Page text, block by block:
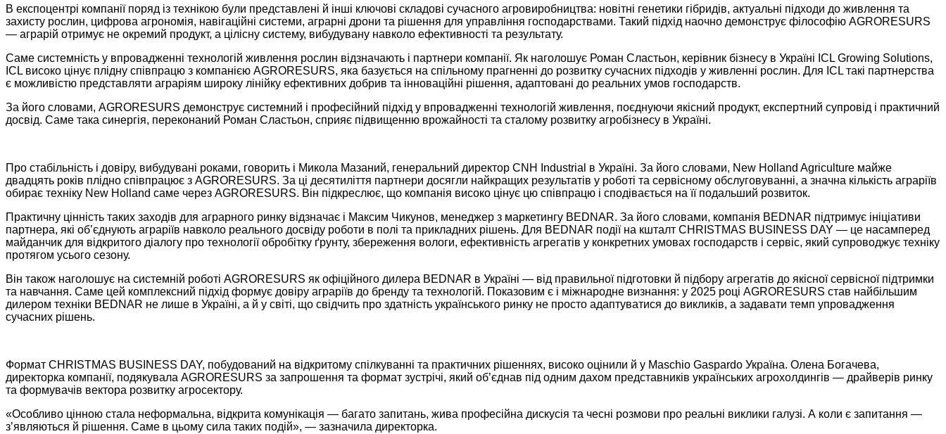
В експоцентрі компанії поряд із технікою були представлені й інші ключові складові сучасного агровиробництва: новітні генетики гібридів, актуальні підходи до живлення та
захисту рослин, цифрова агрономія, навігаційні системи, аграрні дрони та рішення для управління господарствами. Такий підхід наочно демонструє філософію AGRORESURS
— аграрій отримує не окремий продукт, а цілісну систему, вибудувану навколо ефективності та результату.
Саме системність у впровадженні технологій живлення рослин відзначають і партнери компанії. Як наголошує Роман Сластьон, керівник бізнесу в Україні ICL Growing Solutions,
ICL високо цінує плідну співпрацю з компанією AGRORESURS, яка базується на спільному прагненні до розвитку сучасних підходів у живленні рослин. Для ICL такі партнерства
є можливістю представляти аграріям широку лінійку ефективних добрив та інноваційні рішення, адаптовані до реальних умов господарств.
За його словами, AGRORESURS демонструє системний і професійний підхід у впровадженні технологій живлення, поєднуючи якісний продукт, експертний супровід і практичний
досвід. Саме така синергія, переконаний Роман Сластьон, сприяє підвищенню врожайності та сталому розвитку агробізнесу в Україні.
Про стабільність і довіру, вибудувані роками, говорить і Микола Мазаний, генеральний директор CNH Industrial в Україні. За його словами, New Holland Agriculture майже
двадцять років плідно співпрацює з AGRORESURS. За ці десятиліття партнери досягли найкращих результатів у роботі та сервісному обслуговуванні, а значна кількість аграріїв
обирає техніку New Holland саме через AGRORESURS. Він підкреслює, що компанія високо цінує цю співпрацю і сподівається на її подальший розвиток.
Практичну цінність таких заходів для аграрного ринку відзначає і Максим Чикунов, менеджер з маркетингу BEDNAR. За його словами, компанія BEDNAR підтримує ініціативи
партнера, які об’єднують аграріїв навколо реального досвіду роботи в полі та прикладних рішень. Для BEDNAR події на кшталт CHRISTMAS BUSINESS DAY — це насамперед
майданчик для відкритого діалогу про технології обробітку ґрунту, збереження вологи, ефективність агрегатів у конкретних умовах господарств і сервіс, який супроводжує техніку
протягом усього сезону.
Він також наголошує на системній роботі AGRORESURS як офіційного дилера BEDNAR в Україні — від правильної підготовки й підбору агрегатів до якісної сервісної підтримки
та навчання. Саме цей комплексний підхід формує довіру аграріїв до бренду та технологій. Показовим є і міжнародне визнання: у 2025 році AGRORESURS став найбільшим
дилером техніки BEDNAR не лише в Україні, а й у світі, що свідчить про здатність українського ринку не просто адаптуватися до викликів, а задавати темп упровадження
сучасних рішень.
Формат CHRISTMAS BUSINESS DAY, побудований на відкритому спілкуванні та практичних рішеннях, високо оцінили й у Maschio Gaspardo Україна. Олена Богачева,
директорка компанії, подякувала AGRORESURS за запрошення та формат зустрічі, який об’єднав під одним дахом представників українських агрохолдингів — драйверів ринку
та формувачів вектора розвитку агросектору.
«Особливо цінною стала неформальна, відкрита комунікація — багато запитань, жива професійна дискусія та чесні розмови про реальні виклики галузі. А коли є запитання —
з’являються й рішення. Саме в цьому сила таких подій», — зазначила директорка.